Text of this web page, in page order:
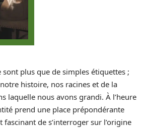
plus que de simples étiquettes ;
histoire, nos racines et de la
laquelle nous avons grandi. À l’heure
prend une place prépondérante
fascinant de s’interroger sur l’origine